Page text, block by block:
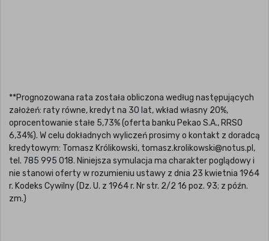
**Prognozowana rata została obliczona według następujących
założeń: raty równe, kredyt na 30 lat, wkład własny 20%,
oprocentowanie stałe 5,73% (oferta banku Pekao S.A., RRSO
6,34%). W celu dokładnych wyliczeń prosimy o kontakt z doradcą
kredytowym: Tomasz Królikowski, tomasz.krolikowski@notus.pl,
tel. 785 995 018. Niniejsza symulacja ma charakter poglądowy i
nie stanowi oferty w rozumieniu ustawy z dnia 23 kwietnia 1964
r. Kodeks Cywilny (Dz. U. z 1964 r. Nr str. 2/2 16 poz. 93; z późn.
zm.)